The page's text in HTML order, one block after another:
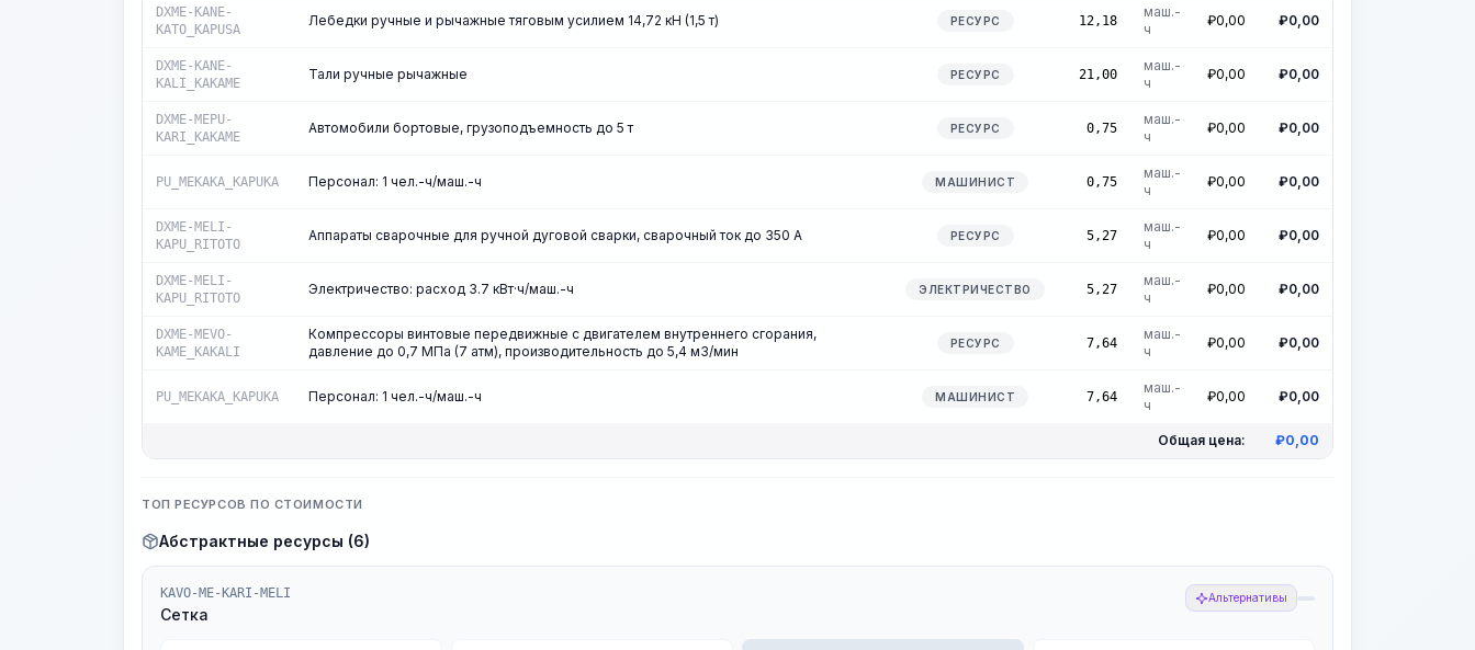
DXME-KANE-
KATO_KAPUSA
Лебедки ручные и рычажные тяговым усилием 14,72 кН (1,5 т) РЕСУРС 12,18
маш.-
ч
₽0,00 ₽0,00
DXME-KANE-
KALI_KAKAME
Тали ручные рычажные РЕСУРС 21,00
маш.-
ч
₽0,00 ₽0,00
DXME-MEPU-
KARI_KAKAME
Автомобили бортовые, грузоподъемность до 5 т РЕСУРС 0,75
маш.-
ч
₽0,00 ₽0,00
PU_MEKAKA_KAPUKA Персонал: 1 чел.-ч/маш.-ч МАШИНИСТ 0,75
маш.-
ч
₽0,00 ₽0,00
DXME-MELI-
KAPU_RITOTO
Аппараты сварочные для ручной дуговой сварки, сварочный ток до 350 А РЕСУРС 5,27
маш.-
ч
₽0,00 ₽0,00
DXME-MELI-
KAPU_RITOTO
Электричество: расход 3.7 кВт·ч/маш.-ч ЭЛЕКТРИЧЕСТВО 5,27
маш.-
ч
₽0,00 ₽0,00
DXME-MEVO-
KAME_KAKALI
Компрессоры винтовые передвижные с двигателем внутреннего сгорания,
давление до 0,7 МПа (7 атм), производительность до 5,4 м3/мин
РЕСУРС 7,64
маш.-
ч
₽0,00 ₽0,00
PU_MEKAKA_KAPUKA Персонал: 1 чел.-ч/маш.-ч МАШИНИСТ 7,64
маш.-
ч
₽0,00 ₽0,00
Общая цена: ₽0,00
ТОП РЕСУРСОВ ПО СТОИМОСТИ
Абстрактные ресурсы (6)
KAVO-ME-KARI-MELI
Сетка
Альтернативы